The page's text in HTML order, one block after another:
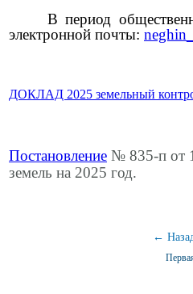
В период
электронной почты:
ДОКЛАД 2025 земельный
Постановление № 835-п от
земель на 2025 год.
←